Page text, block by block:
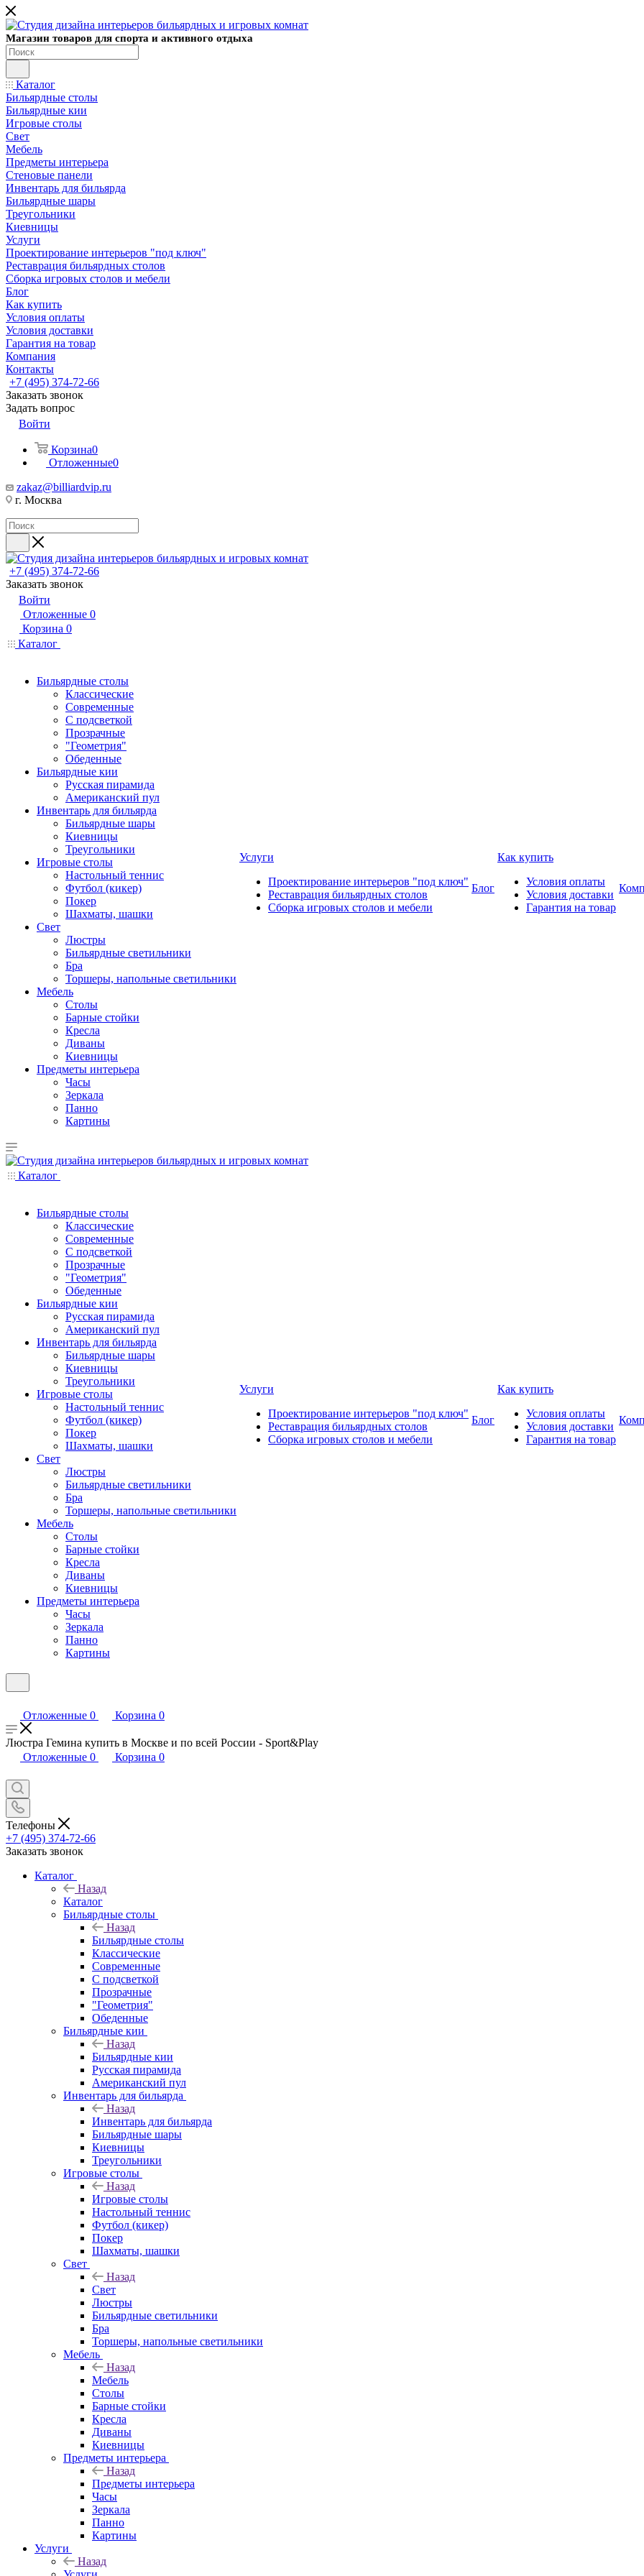
Магазин товаров для спорта и активного отдыха
Каталог
Бильярдные столы
Бильярдные кии
Игровые столы
Свет
Мебель
Предметы интерьера
Стеновые панели
Инвентарь для бильярда
Бильярдные шары
Треугольники
Киевницы
Услуги
Проектирование интерьеров "под ключ"
Реставрация бильярдных столов
Сборка игровых столов и мебели
Блог
Как купить
Условия оплаты
Условия доставки
Гарантия на товар
Компания
Контакты
+7 (495) 374-72-66
Заказать звонок
Задать вопрос
Войти
Корзина0
Отложенные0
zakaz@billiardvip.ru
г. Москва
+7 (495) 374-72-66
Заказать звонок
Войти
Отложенные 0
Корзина 0
Каталог
Бильярдные столы
Классические
Современные
С подсветкой
Прозрачные
"Геометрия"
Обеденные
Бильярдные кии
Русская пирамида
Американский пул
Инвентарь для бильярда
Бильярдные шары
Киевницы
Треугольники
Игровые столы
Настольный теннис
Футбол (кикер)
Покер
Шахматы, шашки
Свет
Люстры
Бильярдные светильники
Бра
Торшеры, напольные светильники
Мебель
Столы
Барные стойки
Кресла
Диваны
Киевницы
Предметы интерьера
Часы
Зеркала
Панно
Картины
Услуги
Проектирование интерьеров "под ключ"
Реставрация бильярдных столов
Сборка игровых столов и мебели
Блог
Как купить
Условия оплаты
Условия доставки
Гарантия на товар
Каталог
Бильярдные столы
Классические
Современные
С подсветкой
Прозрачные
"Геометрия"
Обеденные
Бильярдные кии
Русская пирамида
Американский пул
Инвентарь для бильярда
Бильярдные шары
Киевницы
Треугольники
Игровые столы
Настольный теннис
Футбол (кикер)
Покер
Шахматы, шашки
Свет
Люстры
Бильярдные светильники
Бра
Торшеры, напольные светильники
Мебель
Столы
Барные стойки
Кресла
Диваны
Киевницы
Предметы интерьера
Часы
Зеркала
Панно
Картины
Услуги
Проектирование интерьеров "под ключ"
Реставрация бильярдных столов
Сборка игровых столов и мебели
Блог
Как купить
Условия оплаты
Условия доставки
Гарантия на товар
Отложенные 0 Корзина 0
Люстра Гемина купить в Москве и по всей России - Sport&Play
Отложенные 0 Корзина 0
Телефоны
+7 (495) 374-72-66
Заказать звонок
Каталог
Назад
Каталог
Бильярдные столы
Назад
Бильярдные столы
Классические
Современные
С подсветкой
Прозрачные
"Геометрия"
Обеденные
Бильярдные кии
Назад
Бильярдные кии
Русская пирамида
Американский пул
Инвентарь для бильярда
Назад
Инвентарь для бильярда
Бильярдные шары
Киевницы
Треугольники
Игровые столы
Назад
Игровые столы
Настольный теннис
Футбол (кикер)
Покер
Шахматы, шашки
Свет
Назад
Свет
Люстры
Бильярдные светильники
Бра
Торшеры, напольные светильники
Мебель
Назад
Мебель
Столы
Барные стойки
Кресла
Диваны
Киевницы
Предметы интерьера
Назад
Предметы интерьера
Часы
Зеркала
Панно
Картины
Услуги
Назад